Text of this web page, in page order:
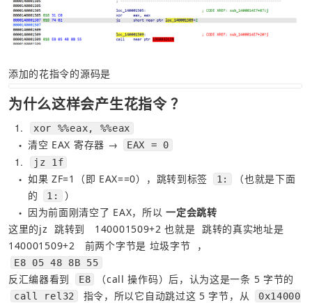
添加的花指令的源码是
为什么这样会产生花指令 ？
1 xor %%eax, %%eax
● 清空 EAX 寄存器 → EAX = 0
1 jz 1f
● 如果 ZF=1（即 EAX==0），跳转到标签 1:
（也就是下面
的
1: ）
● 因为前面刚清空了 EAX，所以 一定会跳转
这里的jz  跳转到   140001509+2 也就是  跳转的真实地址是
140001509+2   前两个字节是 垃圾字节  ，
E8 05 48 8B 55
反汇编器看到 E8 （call 操作码）后，认为这是一条 5 字节的
call rel32 指令，所以它自动跳过这 5 字节，从
0x14000